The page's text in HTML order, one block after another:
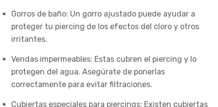
Gorros de baño: Un gorro ajustado puede ayudar a
proteger tu piercing de los efectos del cloro y otros
irritantes.
Vendas impermeables: Estas cubren el piercing y lo
protegen del agua. Asegúrate de ponerlas
correctamente para evitar filtraciones.
Cubiertas especiales para piercings: Existen cubiertas